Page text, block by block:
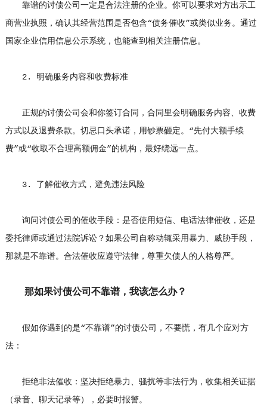
靠谱的讨债公司一定是合法注册的企业。你可以要求对方出示工
商营业执照，确认其经营范围是否包含“债务催收”或类似业务。通过
国家企业信用信息公示系统，也能查到相关注册信息。
2. 明确服务内容和收费标准
正规的讨债公司会和你签订合同，合同里会明确服务内容、收费
方式以及退费条款。切忌口头承诺，用钞票砸定。“先付大额手续
费”或“收取不合理高额佣金”的机构，最好绕远一点。
3. 了解催收方式，避免违法风险
询问讨债公司的催收手段：是否使用短信、电话法律催收，还是
委托律师或通过法院诉讼？如果公司自称动辄采用暴力、威胁手段，
那就是不靠谱。合法催收应遵守法律，尊重欠债人的人格尊严。
那如果讨债公司不靠谱，我该怎么办？
假如你遇到的是“不靠谱”的讨债公司，不要慌，有几个应对方
法：
拒绝非法催收：坚决拒绝暴力、骚扰等非法行为，收集相关证据
（录音、聊天记录等），必要时报警。